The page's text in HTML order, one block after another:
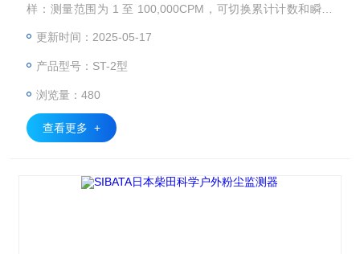
样：测量范围为 1 至 100,000CPM，可切换累计计数和瞬时
更新时间：2025-05-17
产品型号：ST-2型
浏览量：480
查看更多 +